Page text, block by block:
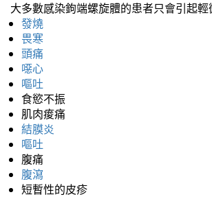
大多數感染鉤端螺旋體的患者只會引起輕
發燒
畏寒
頭痛
噁心
嘔吐
食慾不振
肌肉痠痛
結膜炎
嘔吐
腹痛
腹瀉
短暫性的皮疹